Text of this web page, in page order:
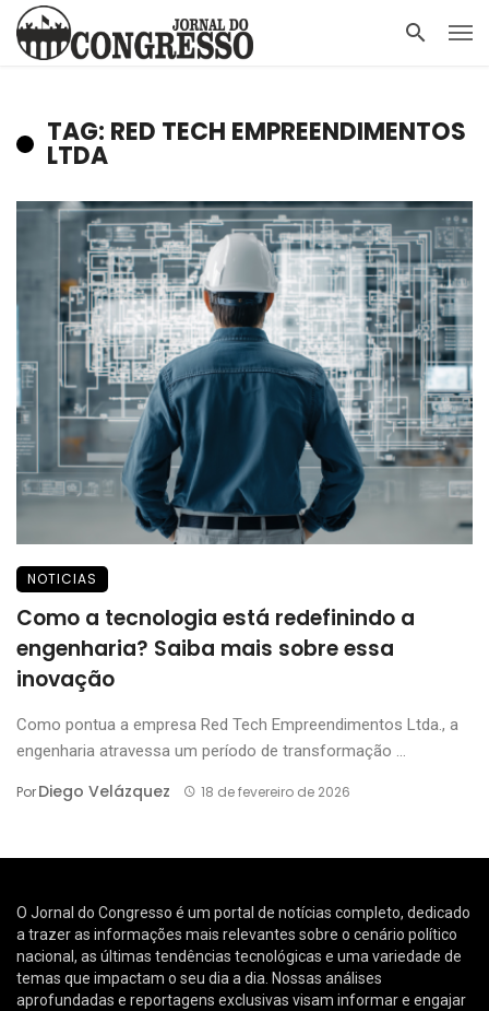
TAG: RED TECH EMPREENDIMENTOS
LTDA
NOTICIAS
Como a tecnologia está redefinindo a
engenharia? Saiba mais sobre essa
inovação
Como pontua a empresa Red Tech Empreendimentos Ltda., a
engenharia atravessa um período de transformação ...
PorDiego Velázquez 18 de fevereiro de 2026
O Jornal do Congresso é um portal de notícias completo, dedicado
a trazer as informações mais relevantes sobre o cenário político
nacional, as últimas tendências tecnológicas e uma variedade de
temas que impactam o seu dia a dia. Nossas análises
aprofundadas e reportagens exclusivas visam informar e engajar